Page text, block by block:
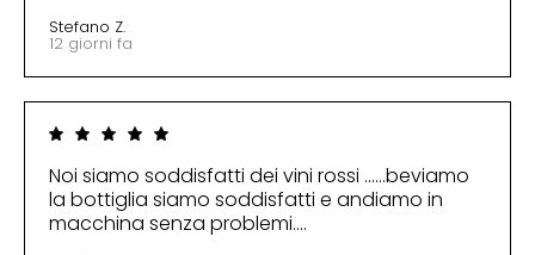
Stefano Z.
12 giorni fa
Noi siamo soddisfatti dei vini rossi ......beviamo
la bottiglia siamo soddisfatti e andiamo in
macchina senza problemi....